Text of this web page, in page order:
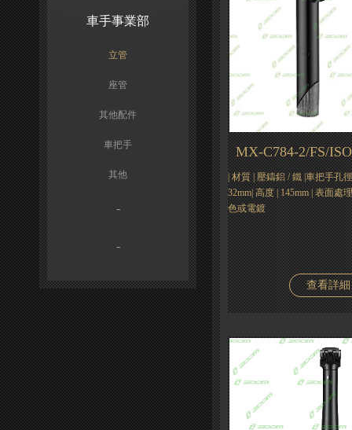
車手事業部
立管
座管
其他配件
車把手
其他
-
-
MX-C784-2/FS/
| 材質 | 壓鑄鋁 / 鐵 |車把手孔
32mm| 高度 | 145mm | 表面處
色或電鍍
查看詳細